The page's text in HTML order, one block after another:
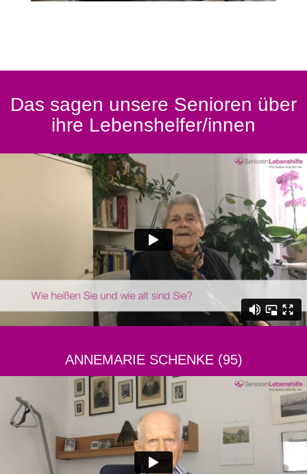
Das sagen unsere Senioren über
ihre Lebenshelfer/innen
ANNEMARIE SCHENKE (95)